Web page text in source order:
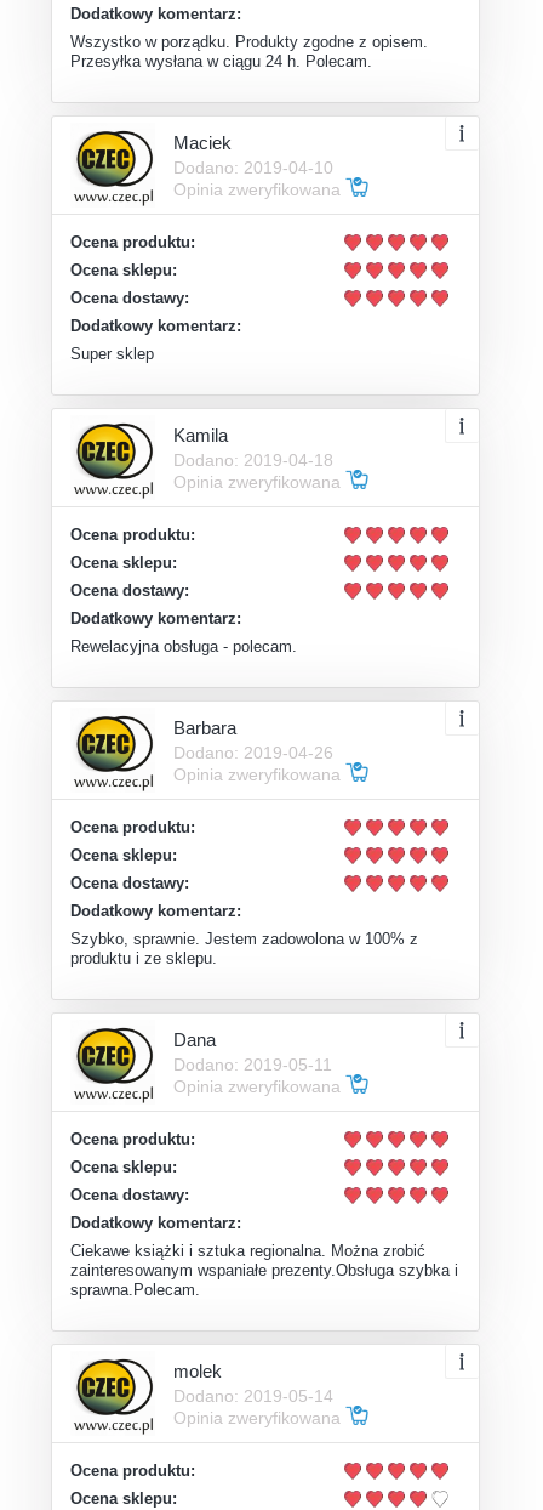
Dodatkowy komentarz:
Wszystko w porządku. Produkty zgodne z opisem.
Przesyłka wysłana w ciągu 24 h. Polecam.
Maciek
Dodano: 2019-04-10
Opinia zweryfikowana
Ocena produktu:
Ocena sklepu:
Ocena dostawy:
Dodatkowy komentarz:
Super sklep
Kamila
Dodano: 2019-04-18
Opinia zweryfikowana
Ocena produktu:
Ocena sklepu:
Ocena dostawy:
Dodatkowy komentarz:
Rewelacyjna obsługa - polecam.
Barbara
Dodano: 2019-04-26
Opinia zweryfikowana
Ocena produktu:
Ocena sklepu:
Ocena dostawy:
Dodatkowy komentarz:
Szybko, sprawnie. Jestem zadowolona w 100% z
produktu i ze sklepu.
Dana
Dodano: 2019-05-11
Opinia zweryfikowana
Ocena produktu:
Ocena sklepu:
Ocena dostawy:
Dodatkowy komentarz:
Ciekawe książki i sztuka regionalna. Można zrobić
zainteresowanym wspaniałe prezenty.Obsługa szybka i
sprawna.Polecam.
molek
Dodano: 2019-05-14
Opinia zweryfikowana
Ocena produktu:
Ocena sklepu: